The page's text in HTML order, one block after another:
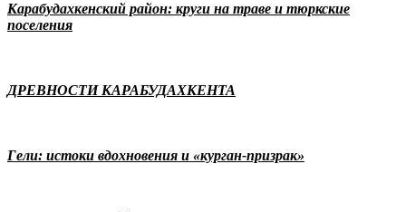
Карабудахкенский район: круги на траве и тюркские
поселения
ДРЕВНОСТИ КАРАБУДАХКЕНТА
Гели: истоки вдохновения и «курган-призрак»